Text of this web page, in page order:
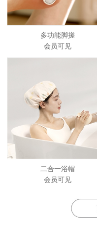
多功能脚搓
会员可见
二合一浴帽
会员可见